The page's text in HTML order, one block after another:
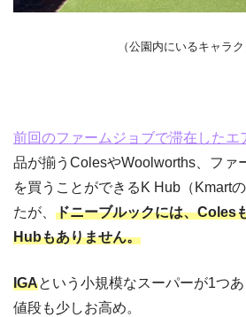
（公園内にいるキャラク
前回のファームジョブで滞在したエ
品が揃うColesやWoolworths、ファ
を買うことができるK Hub（Kmart
たが、 ドニーブルックには、Coles
Hubもありません。
IGAという小規模なスーパーが1つ
値段も少しお高め。